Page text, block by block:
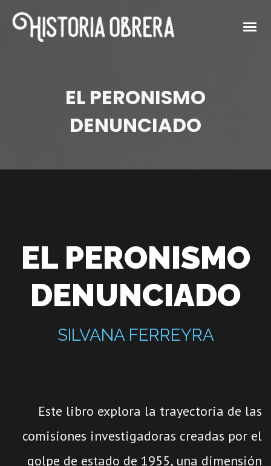
EL PERONISMO
DENUNCIADO
EL PERONISMO
DENUNCIADO
SILVANA FERREYRA
Este libro explora la trayectoria de las
comisiones investigadoras creadas por el
golpe de estado de 1955, una dimensión